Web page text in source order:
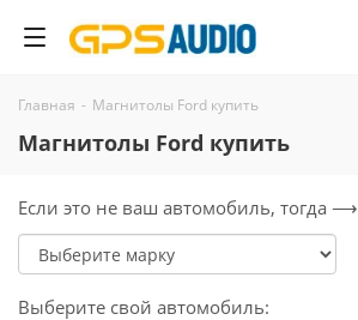
Главная - Магнитолы Ford купить
Магнитолы Ford купить
Если это не ваш автомобиль, тогда ⟶
Выберите свой автомобиль: